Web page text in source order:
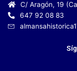
C/ Aragón, 19
647 92 08 83